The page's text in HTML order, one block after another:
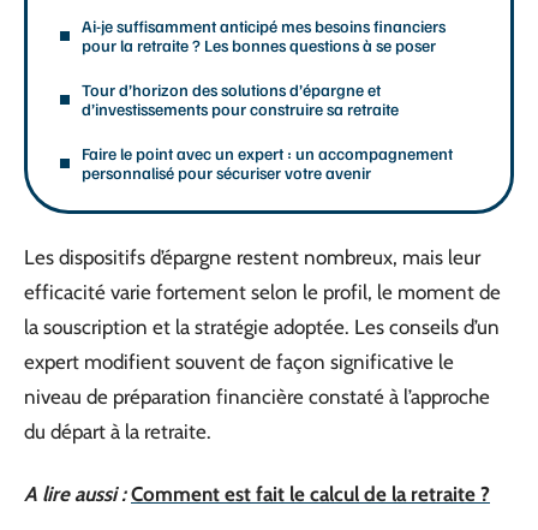
Ai-je suffisamment anticipé mes besoins financiers
pour la retraite ? Les bonnes questions à se poser
Tour d’horizon des solutions d’épargne et
d’investissements pour construire sa retraite
Faire le point avec un expert : un accompagnement
personnalisé pour sécuriser votre avenir
Les dispositifs d’épargne restent nombreux, mais leur
efficacité varie fortement selon le profil, le moment de
la souscription et la stratégie adoptée. Les conseils d’un
expert modifient souvent de façon significative le
niveau de préparation financière constaté à l’approche
du départ à la retraite.
A lire aussi : Comment est fait le calcul de la retraite ?